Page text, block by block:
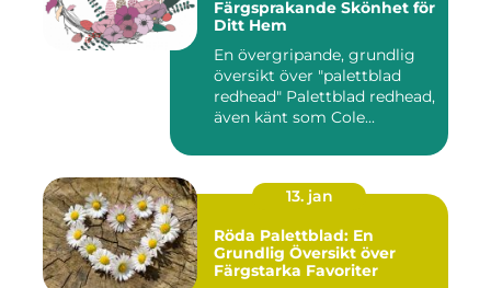
Färgsprakande Skönhet för
Ditt Hem
En övergripande, grundlig
översikt över "palettblad
redhead" Palettblad redhead,
även känt som Cole...
13. jan
Röda Palettblad: En
Grundlig Översikt över
Färgstarka Favoriter